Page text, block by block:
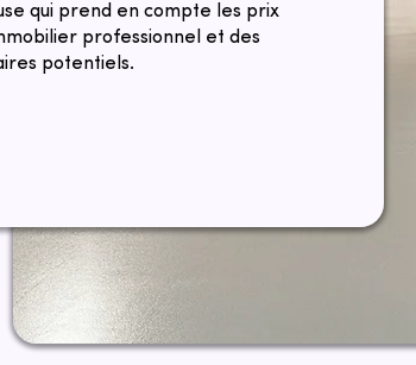
qui prend en compte les prix
professionnel et des
potentiels.